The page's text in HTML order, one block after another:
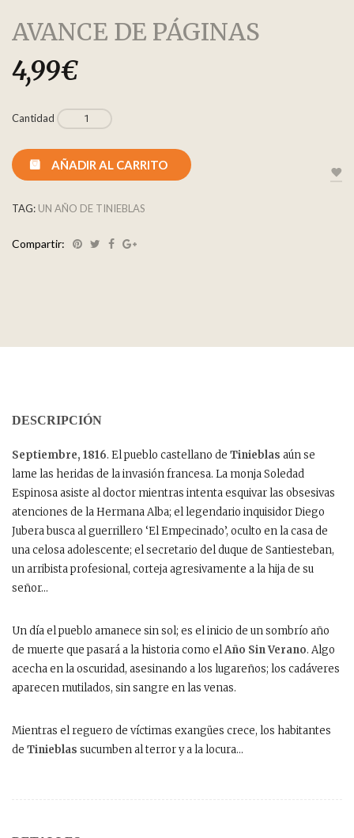
AVANCE DE PÁGINAS
4,99€
Cantidad
AÑADIR AL CARRITO
TAG: UN AÑO DE TINIEBLAS
Compartir:
DESCRIPCIÓN
Septiembre, 1816. El pueblo castellano de Tinieblas aún se
lame las heridas de la invasión francesa. La monja Soledad
Espinosa asiste al doctor mientras intenta esquivar las obsesivas
atenciones de la Hermana Alba; el legendario inquisidor Diego
Jubera busca al guerrillero ‘El Empecinado’, oculto en la casa de
una celosa adolescente; el secretario del duque de Santiesteban,
un arribista profesional, corteja agresivamente a la hija de su
señor…
Un día el pueblo amanece sin sol; es el inicio de un sombrío año
de muerte que pasará a la historia como elAño Sin Verano. Algo
acecha en la oscuridad, asesinando a los lugareños; los cadáveres
aparecen mutilados, sin sangre en las venas.
Mientras el reguero de víctimas exangües crece, los habitantes
de Tinieblas sucumben al terror y a la locura…